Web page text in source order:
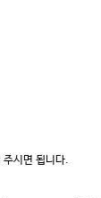
주시면 됩니다.